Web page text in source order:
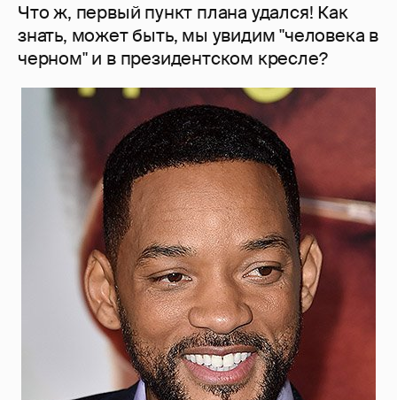
Что ж, первый пункт плана удался! Как
знать, может быть, мы увидим "человека в
черном" и в президентском кресле?